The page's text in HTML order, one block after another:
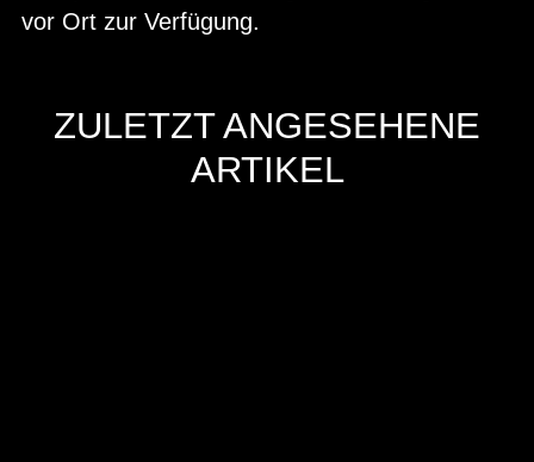
vor Ort zur Verfügung.
ZULETZT ANGESEHENE
ARTIKEL